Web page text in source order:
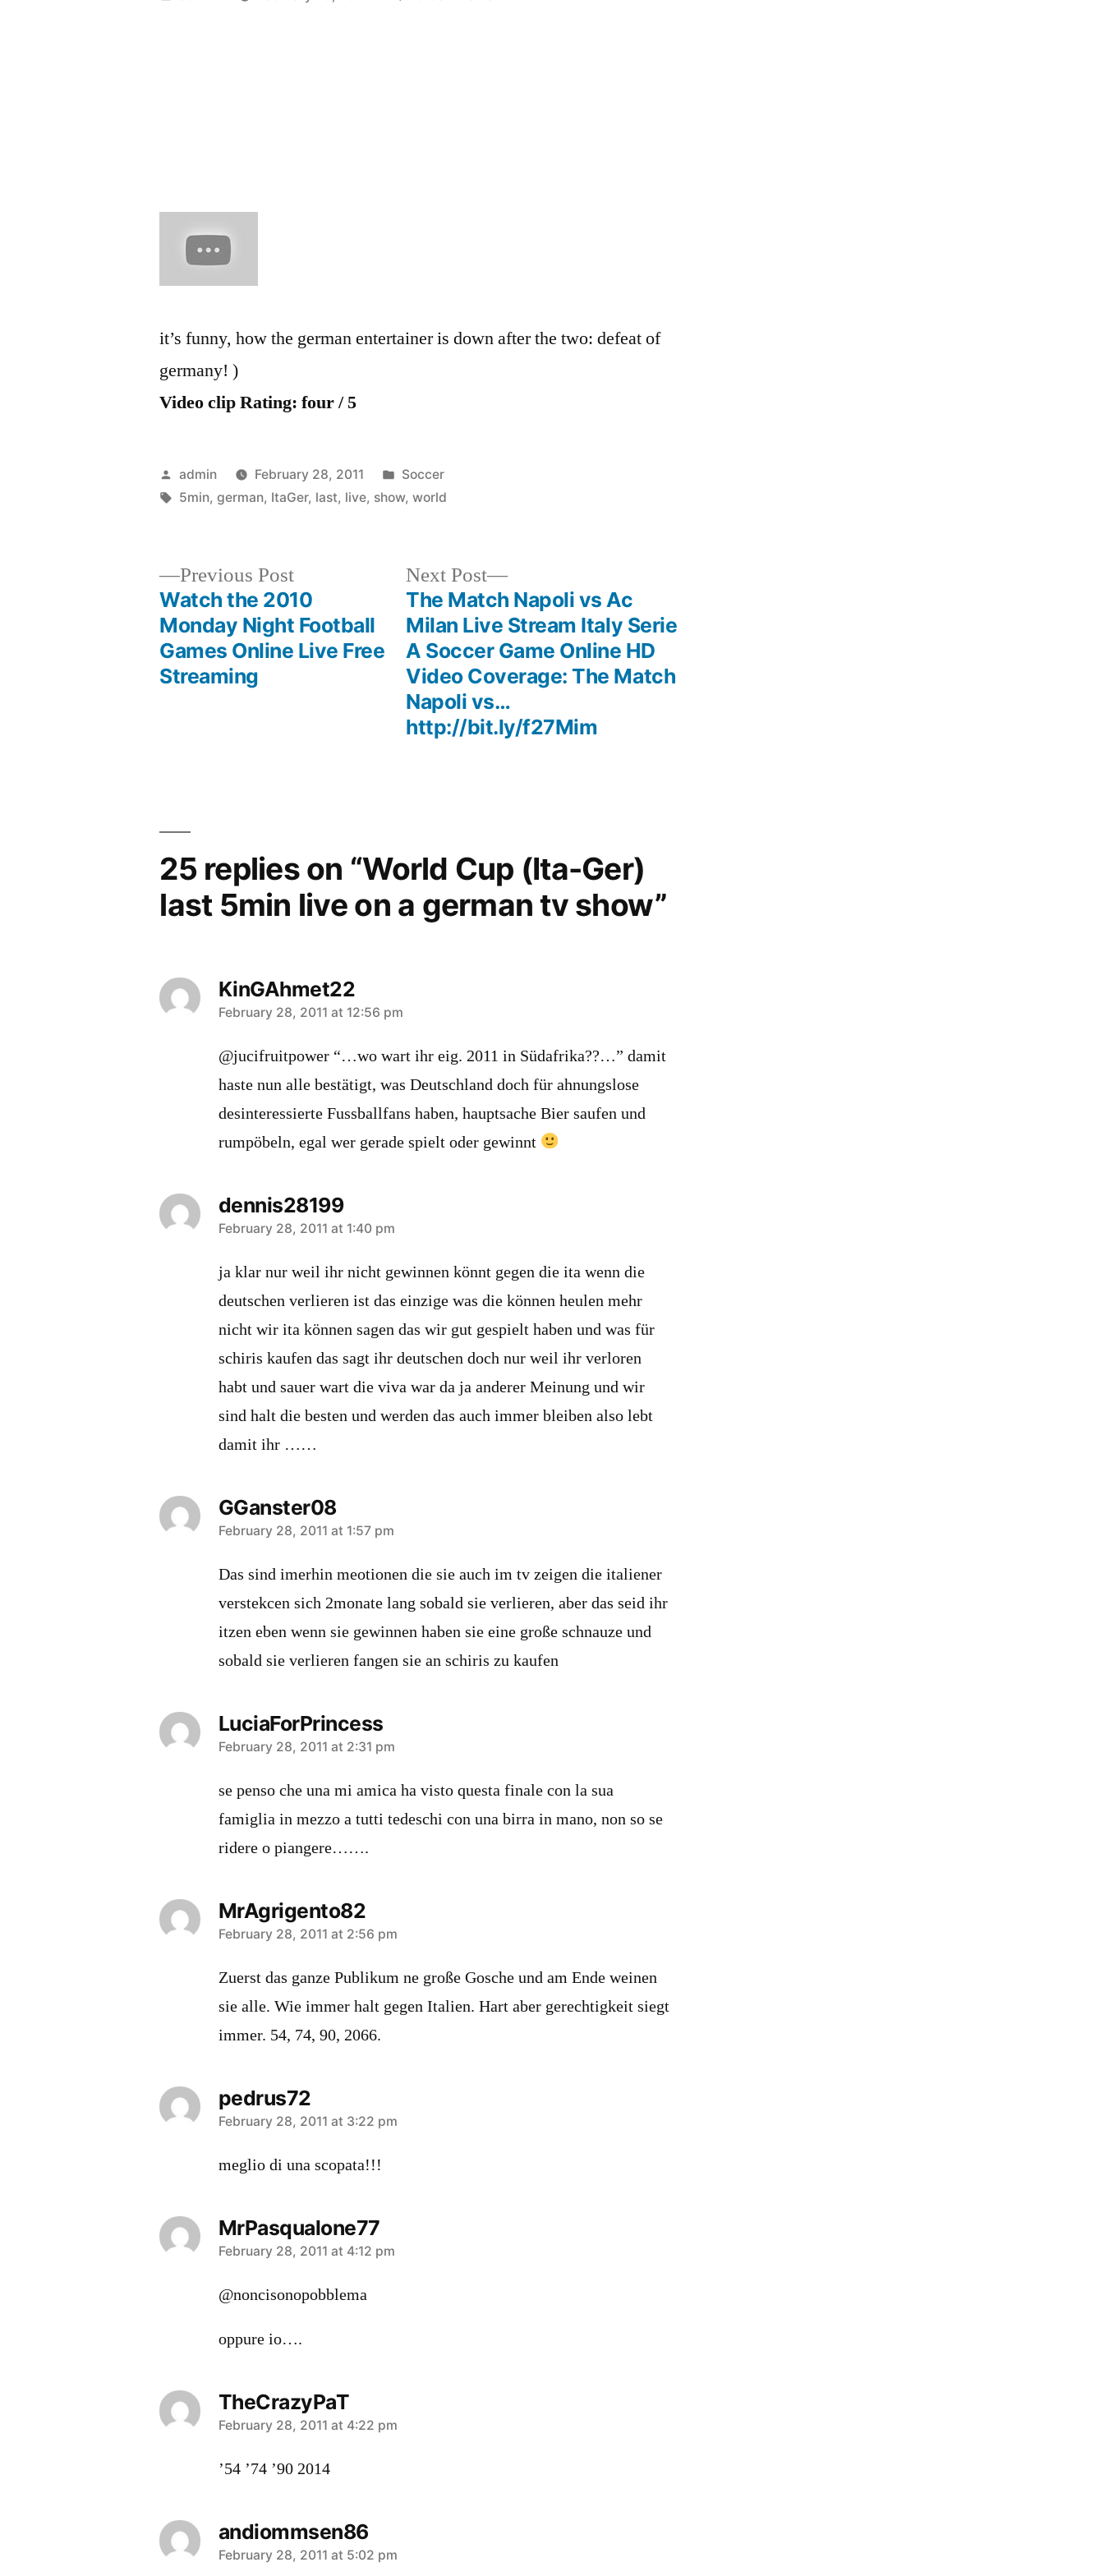
it’s funny, how the german entertainer is down after the two: defeat of
germany! )
Video clip Rating: four / 5
Posted
by
admin February 28, 2011
Posted
in
Soccer
Tags:
5min,german, ItaGer, last, live, show,world
navigation
Previous PostPrevious
post:
Watch the 2010
Monday Night Football
Games Online Live Free
Streaming
Next Post
Next
post:
The Match Napoli vs Ac
Milan Live Stream Italy Serie
A Soccer Game Online HD
Video Coverage: The Match
Napoli vs…
http://bit.ly/f27Mim
25 replies on “World Cup (Ita-Ger)
last 5min live on a german tv show”
KinGAhmet22
says:
February 28, 2011 at 12:56 pm
@jucifruitpower “…wo wart ihr eig. 2011 in Südafrika??…” damit
haste nun alle bestätigt, was Deutschland doch für ahnungslose
desinteressierte Fussballfans haben, hauptsache Bier saufen und
rumpöbeln, egal wer gerade spielt oder gewinnt
dennis28199
says:
February 28, 2011 at 1:40 pm
ja klar nur weil ihr nicht gewinnen könnt gegen die ita wenn die
deutschen verlieren ist das einzige was die können heulen mehr
nicht wir ita können sagen das wir gut gespielt haben und was für
schiris kaufen das sagt ihr deutschen doch nur weil ihr verloren
habt und sauer wart die viva war da ja anderer Meinung und wir
sind halt die besten und werden das auch immer bleiben also lebt
damit ihr ……
GGanster08
says:
February 28, 2011 at 1:57 pm
Das sind imerhin meotionen die sie auch im tv zeigen die italiener
verstekcen sich 2monate lang sobald sie verlieren, aber das seid ihr
itzen eben wenn sie gewinnen haben sie eine große schnauze und
sobald sie verlieren fangen sie an schiris zu kaufen
LuciaForPrincess
says:
February 28, 2011 at 2:31 pm
se penso che una mi amica ha visto questa finale con la sua
famiglia in mezzo a tutti tedeschi con una birra in mano, non so se
ridere o piangere…….
MrAgrigento82
says:
February 28, 2011 at 2:56 pm
Zuerst das ganze Publikum ne große Gosche und am Ende weinen
sie alle. Wie immer halt gegen Italien. Hart aber gerechtigkeit siegt
immer. 54, 74, 90, 2066.
pedrus72
says:
February 28, 2011 at 3:22 pm
meglio di una scopata!!!
MrPasqualone77
says:
February 28, 2011 at 4:12 pm
@noncisonopobblema
oppure io….
TheCrazyPaT
says:
February 28, 2011 at 4:22 pm
’54 ’74 ’90 2014
andiommsen86
says:
February 28, 2011 at 5:02 pm